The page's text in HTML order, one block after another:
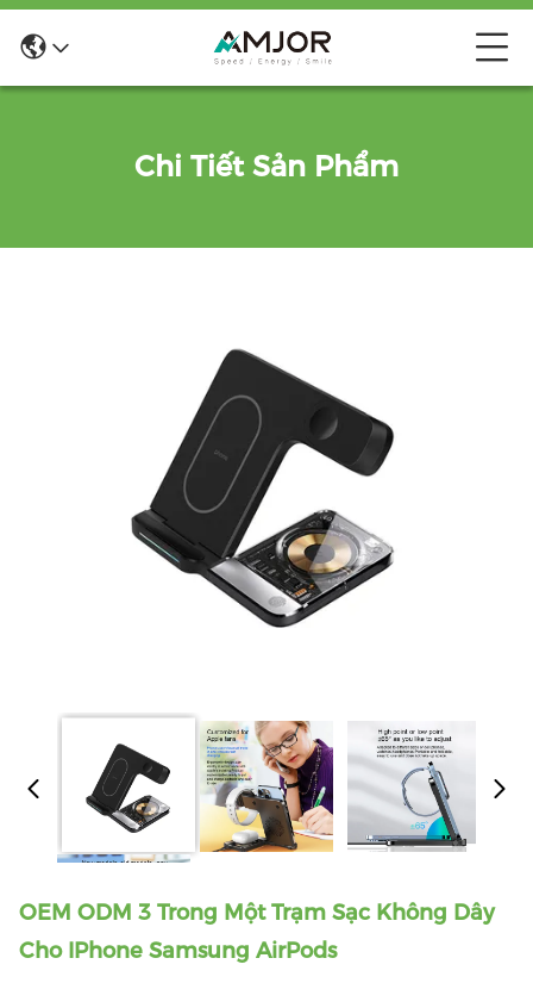
Chi Tiết Sản Phẩm
OEM ODM 3 Trong Một Trạm Sạc Không Dây
Cho IPhone Samsung AirPods